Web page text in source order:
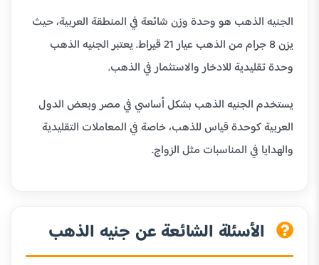
الجنيه الذهب هو وحدة وزن شائعة في المنطقة العربية، حيث
يزن 8 جرام من الذهب عيار 21 قيراط. يعتبر الجنيه الذهب
وحدة تقليدية للادخار والاستثمار في الذهب.
يستخدم الجنيه الذهب بشكل أساسي في مصر وبعض الدول
العربية كوحدة قياس للذهب، خاصة في المعاملات التقليدية
والهدايا في المناسبات مثل الزواج.
الأسئلة الشائعة عن جنيه الذهب